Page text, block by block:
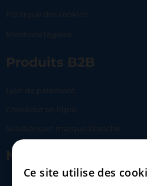
Politique des cookies
Mentions légales
Produits B2B
Lien de paiement
Checkout en ligne
Solutions en marque blanche
Nous contacter
Ce site utilise des